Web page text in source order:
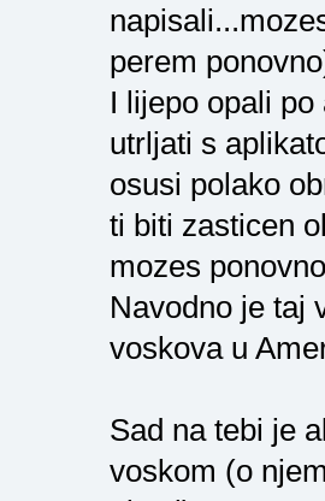
perem
I lijepo opali
utrljati s
osusi polako
ti biti zasticen
mozes
Navodno je taj
voskova u
Sad na tebi je
voskom (o